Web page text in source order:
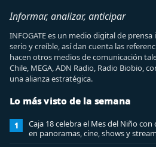
Informar, analizar, anticipar
INFOGATE es un medio digital de
serio y creíble, así dan cuenta las
hacen otros medios de comunicación
Chile, MEGA, ADN Radio, Radio Biobio,
una alianza estratégica.
Lo más visto de la semana
1
Caja 18 celebra el Mes del Niño
en panoramas, cine, shows y